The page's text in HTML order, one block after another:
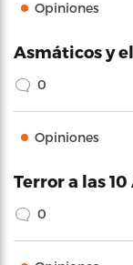
Opiniones
Asmáticos y
0
Opiniones
Terror a las 10
0